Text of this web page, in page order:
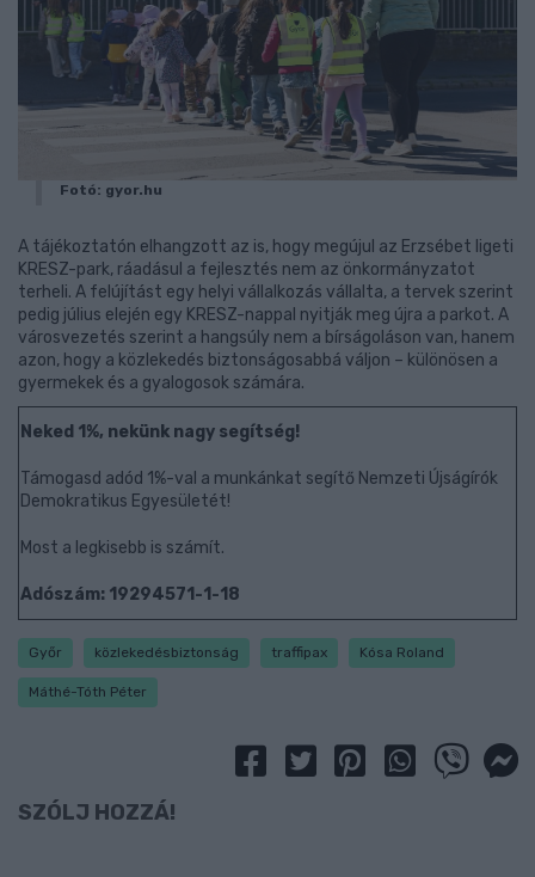
Fotó: gyor.hu
A tájékoztatón elhangzott az is, hogy megújul az Erzsébet ligeti
KRESZ-park, ráadásul a fejlesztés nem az önkormányzatot
terheli. A felújítást egy helyi vállalkozás vállalta, a tervek szerint
pedig július elején egy KRESZ-nappal nyitják meg újra a parkot. A
városvezetés szerint a hangsúly nem a bírságoláson van, hanem
azon, hogy a közlekedés biztonságosabbá váljon – különösen a
gyermekek és a gyalogosok számára.
Neked 1%, nekünk nagy segítség!
Támogasd adód 1%-val a munkánkat segítő Nemzeti Újságírók
Demokratikus Egyesületét!
Most a legkisebb is számít.
Adószám: 19294571-1-18
Győr közlekedésbiztonság traffipax Kósa Roland
Máthé-Tóth Péter
SZÓLJ HOZZÁ!